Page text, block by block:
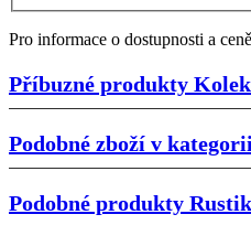
Pro informace o dostupnosti a
Příbuzné produkty
Podobné zboží v
Podobné produkty